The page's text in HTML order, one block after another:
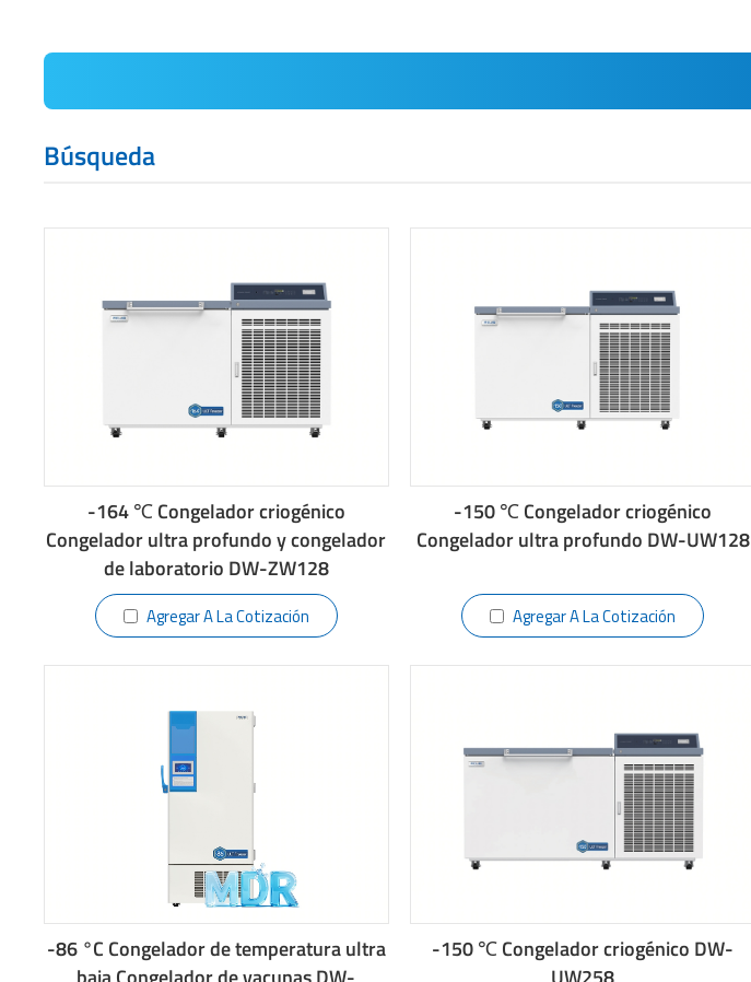
Búsqueda
-164 ℃ Congelador criogénico
Congelador ultra profundo y congelador
de laboratorio DW-ZW128
Agregar A La Cotización
-150 ℃ Congelador criogénico
Congelador ultra profundo DW-UW128
Agregar A La Cotización
-86 °C Congelador de temperatura ultra
-150 ℃ Congelador criogénico DW-